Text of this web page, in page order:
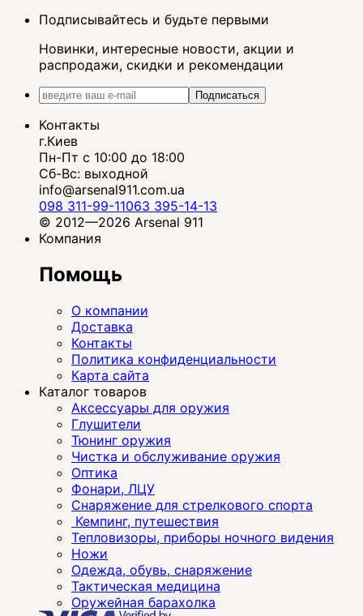
Подписывайтесь и будьте первыми
Новинки, интересные новости, акции и
распродажи, скидки и рекомендации
Подписаться
Контакты
г.Киев
Пн-Пт с 10:00 до 18:00
Сб-Вс: выходной
info@arsenal911.com.ua
098 311-99-11063 395-14-13
© 2012—2026 Arsenal 911
Компания
Помощь
О компании
Доставка
Контакты
Политика конфиденциальности
Карта сайта
Каталог товаров
Аксессуары для оружия
Глушители
Тюнинг оружия
Чистка и обслуживание оружия
Оптика
Фонари, ЛЦУ
Снаряжение для стрелкового спорта
Кемпинг, путешествия
Тепловизоры, приборы ночного видения
Ножи
Одежда, обувь, снаряжение
Тактическая медицина
Оружейная барахолка